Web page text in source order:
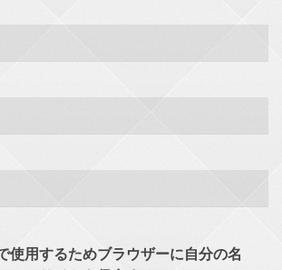
使用するためブラウザーに自分の名